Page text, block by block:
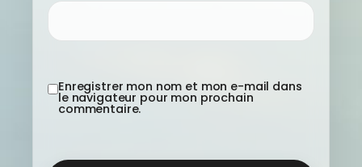
Enregistrer mon nom et mon e-mail dans
le navigateur pour mon prochain
commentaire.